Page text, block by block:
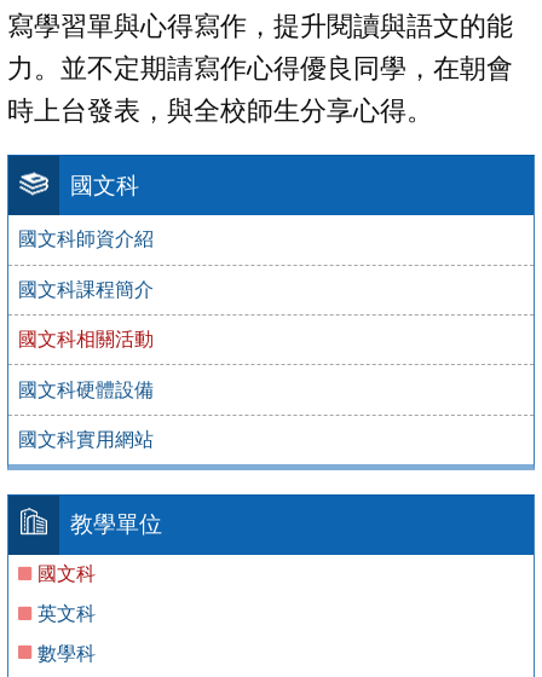
國文科
國文科師資介紹
國文科課程簡介
國文科相關活動
國文科硬體設備
國文科實用網站
教學單位
國文科
英文科
數學科
寫學習單與心得寫作，提升閱讀與語文的能
力。並不定期請寫作心得優良同學，在朝會
時上台發表，與全校師生分享心得。